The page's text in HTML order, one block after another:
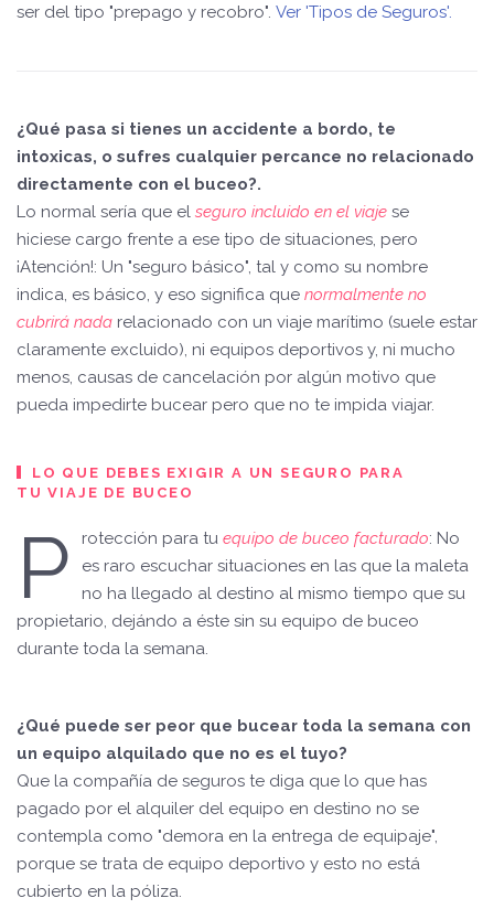
ser del tipo "prepago y recobro". Ver 'Tipos de Seguros'.
¿Qué pasa si tienes un accidente a bordo, te
intoxicas, o sufres cualquier percance no relacionado
directamente con el buceo?.
Lo normal sería que el seguro incluido en el viaje se
hiciese cargo frente a ese tipo de situaciones, pero
¡Atención!: Un "seguro básico", tal y como su nombre
indica, es básico, y eso significa que normalmente no
cubrirá nada relacionado con un viaje marítimo (suele estar
claramente excluido), ni equipos deportivos y, ni mucho
menos, causas de cancelación por algún motivo que
pueda impedirte bucear pero que no te impida viajar.
LO QUE DEBES EXIGIR A UN SEGURO PARA
TU VIAJE DE BUCEO
P rotección para tu equipo de buceo facturado: No
es raro escuchar situaciones en las que la maleta
no ha llegado al destino al mismo tiempo que su
propietario, dejándo a éste sin su equipo de buceo
durante toda la semana.
¿Qué puede ser peor que bucear toda la semana con
un equipo alquilado que no es el tuyo?
Que la compañía de seguros te diga que lo que has
pagado por el alquiler del equipo en destino no se
contempla como "demora en la entrega de equipaje",
porque se trata de equipo deportivo y esto no está
cubierto en la póliza.